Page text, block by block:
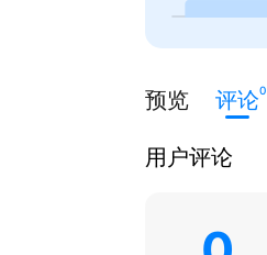
预览 评论0
用户评论